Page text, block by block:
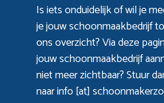
Is iets onduidelijk of wil je
je jouw schoonmaakbedrijf
ons overzicht? Viadeze
jouw schoonmaakbedrijf
niet meer zichtbaar? Stuur
naar info [at]